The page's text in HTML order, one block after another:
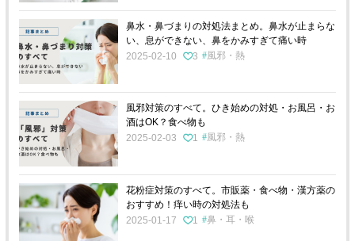
鼻水・鼻づまりの対処法まとめ。鼻水が止まらな
い、息ができない、鼻をかみすぎて痛い時
2025-02-10
3 風邪・熱
風邪対策のすべて。ひき始めの対処・お風呂・お
酒はOK？食べ物も
2025-02-03
1 風邪・熱
花粉症対策のすべて。市販薬・食べ物・漢方薬の
おすすめ！痒い時の対処法も
2025-01-17
1 鼻・耳・喉